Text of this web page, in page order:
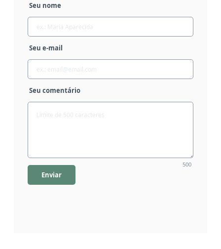
Seu nome
Seu e-mail
Seu comentário
500
Enviar